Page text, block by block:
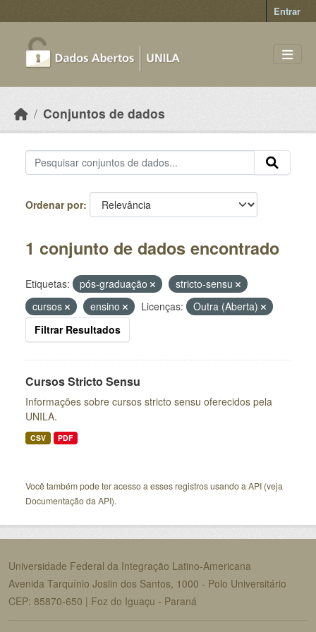
Entrar
Conjuntos de dados
Ordenar por
1 conjunto de dados encontrado
Etiquetas: pós-graduação
stricto-sensu
cursos
ensino Licenças:
Outra (Aberta)
Filtrar Resultados
Cursos Stricto Sensu
Informações sobre cursos stricto sensu oferecidos pela
UNILA.
CSV PDF
Você também pode ter acesso a esses registros usando a API (veja
Documentação da API).
Universidade Federal da Integração Latino-Americana
Avenida Tarquínio Joslin dos Santos, 1000 - Polo Universitário
CEP: 85870-650 | Foz do Iguaçu - Paraná